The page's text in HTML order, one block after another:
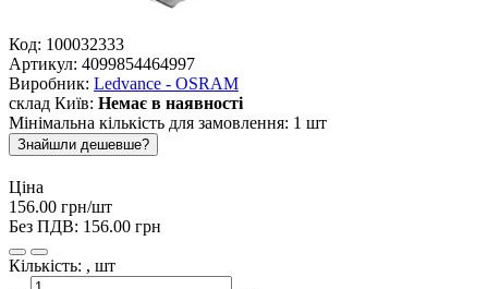
Код: 100032333
Артикул: 4099854464997
Виробник: Ledvance - OSRAM
склад Київ: Немає в наявності
Мінімальна кількість для замовлення: 1 шт
Знайшли дешевше?
Ціна
156.00 грн/шт
Без ПДВ: 156.00 грн
Кількість: , шт